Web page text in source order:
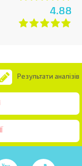
4.88
Результати аналізів